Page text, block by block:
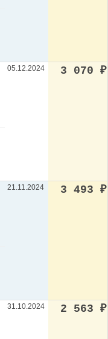
05.12.2024 3 070 ₽
21.11.2024 3 493 ₽
31.10.2024 2 563 ₽